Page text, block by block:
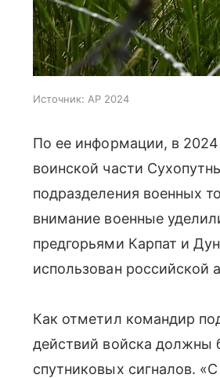
Источник: AP 2024
По ее информации, в 2024
воинской части
подразделения военных
внимание военные
предгорьями Карпат и
использован российской
Как отметил командир
действий войска должны
спутниковых сигналов.